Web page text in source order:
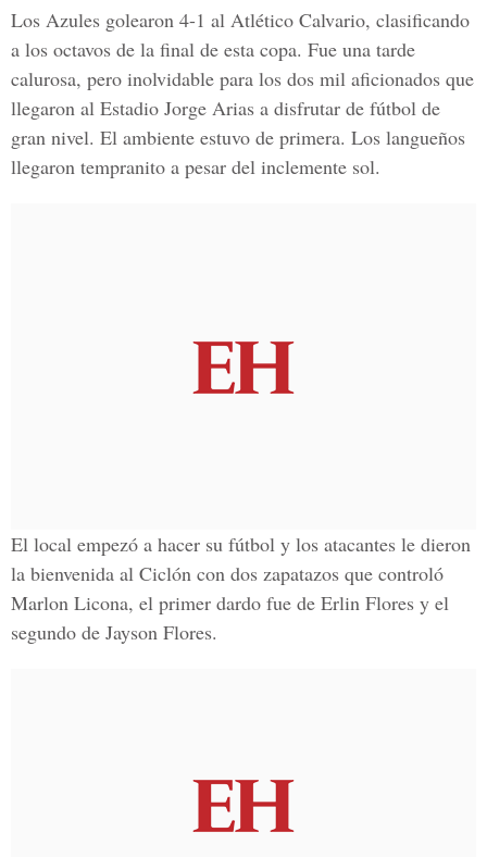
Los Azules golearon 4-1 al Atlético Calvario, clasificando
a los octavos de la final de esta copa. Fue una tarde
calurosa, pero inolvidable para los dos mil aficionados que
llegaron al Estadio Jorge Arias a disfrutar de fútbol de
gran nivel. El ambiente estuvo de primera. Los langueños
llegaron tempranito a pesar del inclemente sol.
El local empezó a hacer su fútbol y los atacantes le dieron
la bienvenida al Ciclón con dos zapatazos que controló
Marlon Licona, el primer dardo fue de Erlin Flores y el
segundo de Jayson Flores.